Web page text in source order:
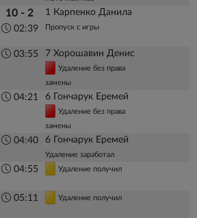
10 - 2
02:39
1 Карпенко Данила
Пропуск с игры
03:55 7 Хорошавин Денис
Удаление без права
замены
04:21 6 Гончарук Еремей
Удаление без права
замены
04:40 6 Гончарук Еремей
Удаление заработал
04:55 Удаление получил
05:11 Удаление получил